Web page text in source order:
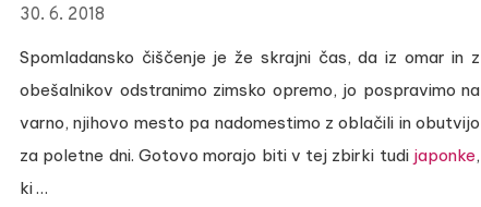
30. 6. 2018
Spomladansko čiščenje je že skrajni čas, da iz omar in z
obešalnikov odstranimo zimsko opremo, jo pospravimo na
varno, njihovo mesto pa nadomestimo z oblačili in obutvijo
za poletne dni. Gotovo morajo biti v tej zbirki tudi japonke,
ki …